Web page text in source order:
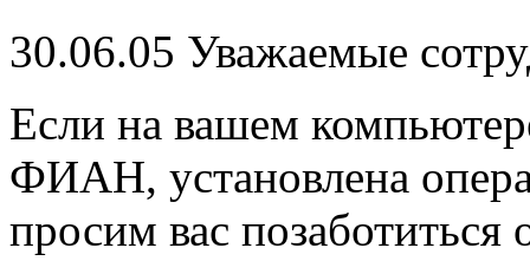
30.06.05 Уважаемые
Если на вашем
ФИАН, установлена
просим вас